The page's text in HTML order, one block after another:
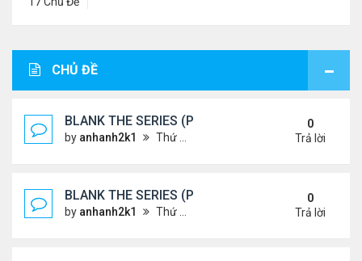
CHỦ ĐỀ
BLANK THE SERIES (PHẦN 2)
by anhanh2k1 Thứ 4 Tháng 5 29, 2024 3:16 am
0
Trả lời
BLANK THE SERIES (PHẦN 2)
by anhanh2k1 Thứ 7 Tháng 5 25, 2024 1:51 am
0
Trả lời